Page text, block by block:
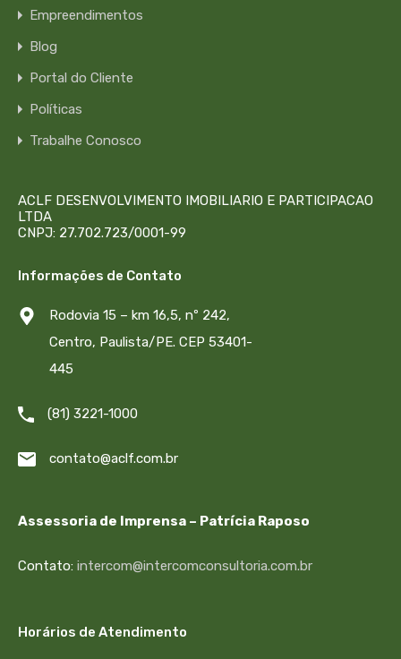
Empreendimentos
Blog
Portal do Cliente
Políticas
Trabalhe Conosco
ACLF DESENVOLVIMENTO IMOBILIARIO E PARTICIPACAO
LTDA
CNPJ: 27.702.723/0001-99
Informações de Contato
Rodovia 15 – km 16,5, nº 242,
Centro, Paulista/PE. CEP 53401-
445
(81) 3221-1000
contato@aclf.com.br
Assessoria de Imprensa – Patrícia Raposo
Contato: intercom@intercomconsultoria.com.br
Horários de Atendimento